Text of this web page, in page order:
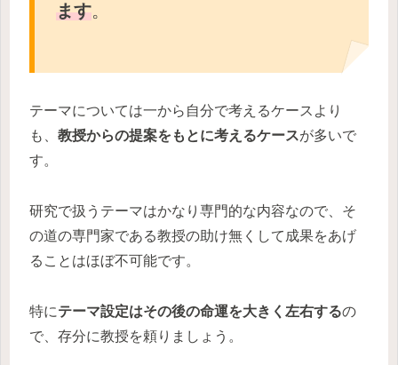
ます。
テーマについては一から自分で考えるケースより
も、 教授からの提案をもとに考えるケースが多いで
す。
研究で扱うテーマはかなり専門的な内容なので、そ
の道の専門家である教授の助け無くして成果をあげ
ることはほぼ不可能です。
特にテーマ設定はその後の命運を大きく左右するの
で、存分に教授を頼りましょう。